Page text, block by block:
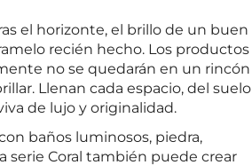
el horizonte, el brillo de un buen
recién hecho. Los productos
no se quedarán en un rincón
Llenan cada espacio, del suelo
de lujo y originalidad.
baños luminosos, piedra,
serie Coral también puede crear